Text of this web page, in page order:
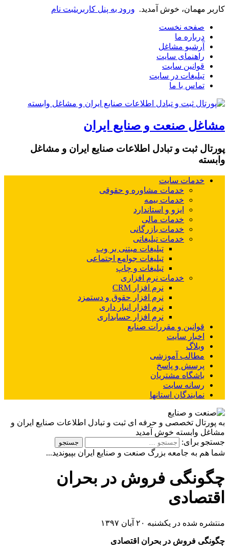
کاربر مهمان، خوش آمدید. ورود به پنل کاربریثبت نام
صفحه نخست
درباره ما
آرشیو مشاغل
راهنمای سایت
قوانین سایت
تبلیغات در سایت
تماس با ما
مشاغل صنعت و صنایع ایران
پورتال ثبت و تبادل اطلاعات صنایع ایران و مشاغل
وابسته
خدمات سایت
خدمات مشاوره و حقوقی
خدمات بیمه
ایزو و استاندارد
خدمات مالی
خدمات بازرگانی
خدمات تبلیغاتی
تبلیغات مبتنی بر وب
تبلیغات جوامع اجتماعی
تبلیغات و چاپ
خدمات نرم افزاری
نرم افزار CRM
نرم افزار حقوق و دستمزد
نرم افزار انبار داری
نرم افزار حسابداری
قوانین و مقررات صنایع
اخبار سایت
وبلاگ
مطالب آموزشی
پرسش و پاسخ
باشگاه مشتریان
رسانه سایت
نمایندگان استانها
به پورتال تخصصی و حرفه ای ثبت و تبادل اطلاعات صنایع ایران و
مشاغل وابسته خوش آمدید
جستجو برای:
شما هم به جامعه بزرگ صنعت و صنایع ایران بپیوندید...
چگونگی فروش در بحران
اقتصادی
منتشره شده در یکشنبه ۲۰ آبان ۱۳۹۷
چگونگی فروش در بحران اقتصادی